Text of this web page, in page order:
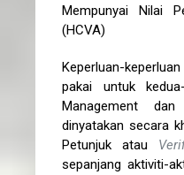
Mempunyai Nilai
(HCVA)
Keperluan-
pakai untuk
Management
dinyatakan secara
Petunjuk atau
sepanjang aktiviti-